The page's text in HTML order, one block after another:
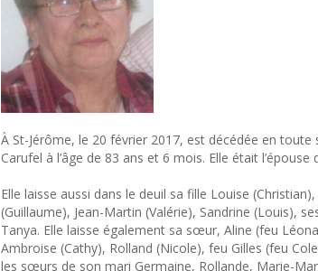
À St-Jérôme, le 20 février 2017, est décédée en
Carufel à l’âge de 83 ans et 6 mois. Elle était
Elle laisse aussi dans le deuil sa fille Louise
(Guillaume), Jean-Martin (Valérie), Sandrine (Louis),
Tanya. Elle laisse également sa sœur, Aline (feu
Ambroise (Cathy), Rolland (Nicole), feu Gilles (feu
les sœurs de son mari Germaine, Rollande, Marie-